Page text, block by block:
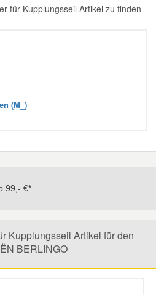
für Kupplungsseil Artikel zu finden
(M_)
99,- €*
Kupplungsseil Artikel für den
BERLINGO